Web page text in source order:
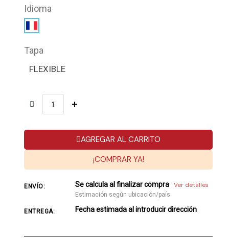
Idioma
Tapa
FLEXIBLE
AGREGAR AL CARRITO
¡COMPRAR YA!
ENVÍO: Se calcula al finalizar compra Ver detalles
Estimación según ubicación/país
ENTREGA: Fecha estimada al introducir dirección